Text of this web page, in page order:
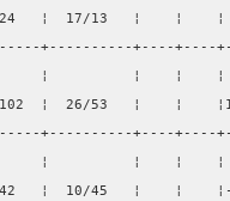
24   ¦  17/13   ¦    ¦
+----------+----+----
¦          ¦    ¦
102  ¦  26/53   ¦    ¦
+----------+----+----
¦          ¦    ¦
42   ¦  10/45   ¦    ¦